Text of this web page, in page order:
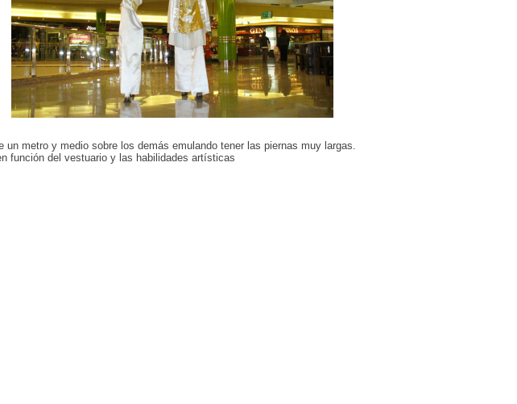
metro y medio sobre los demás emulando tener las piernas muy largas.
función del vestuario y las habilidades artísticas